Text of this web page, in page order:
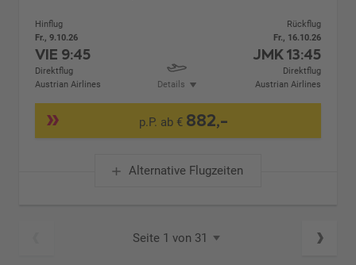
Hinflug
Fr., 9.10.26
VIE 9:45
Direktflug
Austrian Airlines
Details
Rückflug
Fr., 16.10.26
JMK13:45
Direktflug
Austrian Airlines
p.P. ab € 882,-
Alternative Flugzeiten
Seite 1 von 31